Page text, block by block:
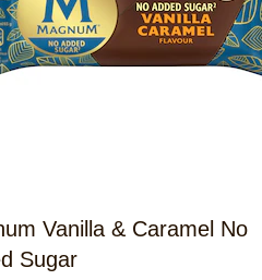
Vanilla & Caramel No
Sugar